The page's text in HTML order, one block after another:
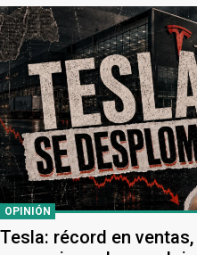
OPINIÓN
Tesla: récord en